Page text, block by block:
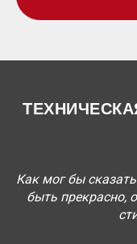
Как мог бы
быть прекрасно,